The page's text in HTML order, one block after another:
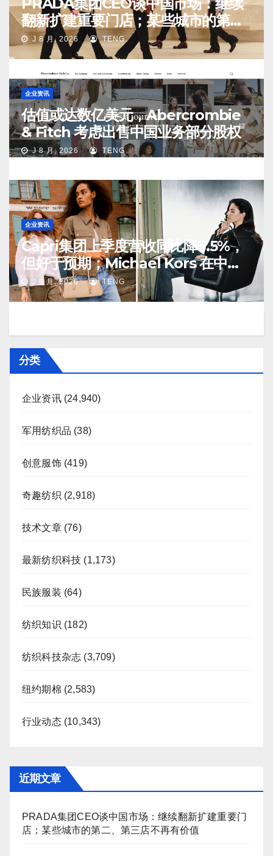
翻新扩建重要门店；某些城市的第
二、第三店不再有价值
J 8 月, 2026 TENG
企业资讯
估值或达数亿美元，Abercrombie
& Fitch 考虑出售中国业务部分股权
J 8 月, 2026 TENG
企业资讯
Capri集团上季度营收同比降3.5%，
但好于预期；Michael Kors 在中国
市场持续向好
J 8 月, 2026 TENG
分类
企业资讯(24,940)
军用纺织品 (38)
创意服饰(419)
奇趣纺织 (2,918)
技术文章(76)
最新纺织科技 (1,173)
民族服装 (64)
纺织知识 (182)
纺织科技杂志 (3,709)
纽约期棉 (2,583)
行业动态(10,343)
近期文章
PRADA集团CEO谈中国市场：继续翻新扩建重要门
店；某些城市的第二、第三店不再有价值